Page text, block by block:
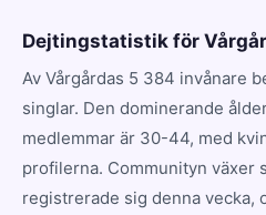
Dejtingstatistik för
Av Vårgårdas 5 384 invånare
singlar. Den dominerande
medlemmar är 30-44, med
profilerna. Communityn växer
registrerade sig denna vecka,